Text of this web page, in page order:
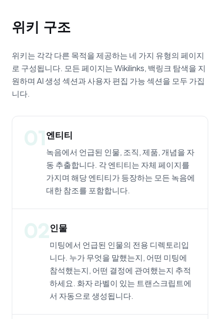
위키 구조
위키는 각각 다른 목적을 제공하는 네 가지 유형의 페이지
로 구성됩니다. 모든 페이지는 Wikilinks, 백링크 탐색을 지
원하며 AI 생성 섹션과 사용자 편집 가능 섹션을 모두 가집
니다.
01엔티티
녹음에서 언급된 인물, 조직, 제품, 개념을 자
동 추출합니다. 각 엔티티는 자체 페이지를
가지며 해당 엔티티가 등장하는 모든 녹음에
대한 참조를 포함합니다.
02인물
미팅에서 언급된 인물의 전용 디렉토리입
니다. 누가 무엇을 말했는지, 어떤 미팅에
참석했는지, 어떤 결정에 관여했는지 추적
하세요. 화자 라벨이 있는 트랜스크립트에
서 자동으로 생성됩니다.